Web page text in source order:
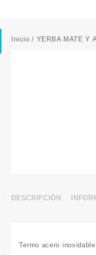
Inicio / YERBA MATE Y
DESCRIPCIÓN
Termo acero